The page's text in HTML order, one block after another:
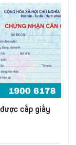
cấp giấy